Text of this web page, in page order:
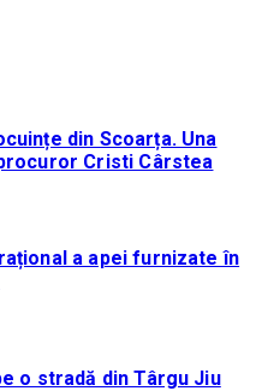
din Scoarța. Una
Cristi Cârstea
a apei furnizate în
o stradă din Târgu Jiu